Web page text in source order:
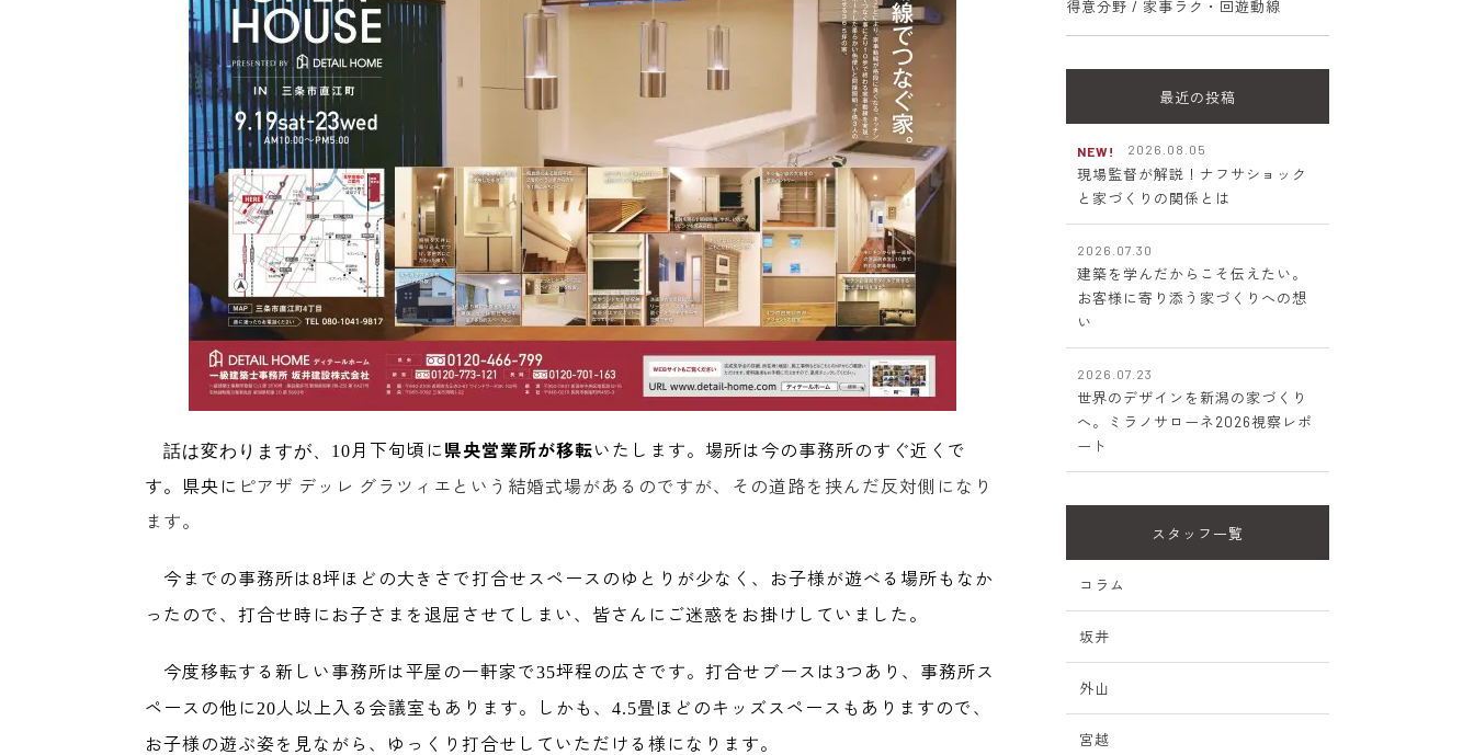
話は変わりますが、10月下旬頃に県央営業所が移転いたします。場所は今の事務所のすぐ近くで
す。県央に ピアザ デッレ グラツィエという結婚式場があるのですが、その道路を挟んだ反対側になり
ます。
今までの事務所は8坪ほどの大きさで打合せスペースのゆとりが少なく、お子様が遊べる場所もなか
ったので、打合せ時にお子さまを退屈させてしまい、皆さんにご迷惑をお掛けしていました。
今度移転する新しい事務所は平屋の一軒家で35坪程の広さです。打合せブースは3つあり、事務所ス
ペースの他に20人以上入る会議室もあります。しかも、 4.5畳ほどのキッズスペースもありますので、
お子様の遊ぶ姿を見ながら、ゆっくり打合せしていただける様になります。
得意分野 / 家事ラク・回遊動線
最近の投稿
NEW! 2026.08.05
現場監督が解説！ナフサショック
と家づくりの関係とは
2026.07.30
建築を学んだからこそ伝えたい。
お客様に寄り添う家づくりへの想
い
2026.07.23
世界のデザインを新潟の家づくり
へ。ミラノサローネ2026視察レポ
ート
スタッフ一覧
コラム
坂井
外山
宮越